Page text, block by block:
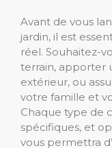
Avant de vous
jardin, il est
réel. Souhaitez-
terrain, apporter
extérieur, ou
votre famille et
Chaque type de
spécifiques, et
vous permettra